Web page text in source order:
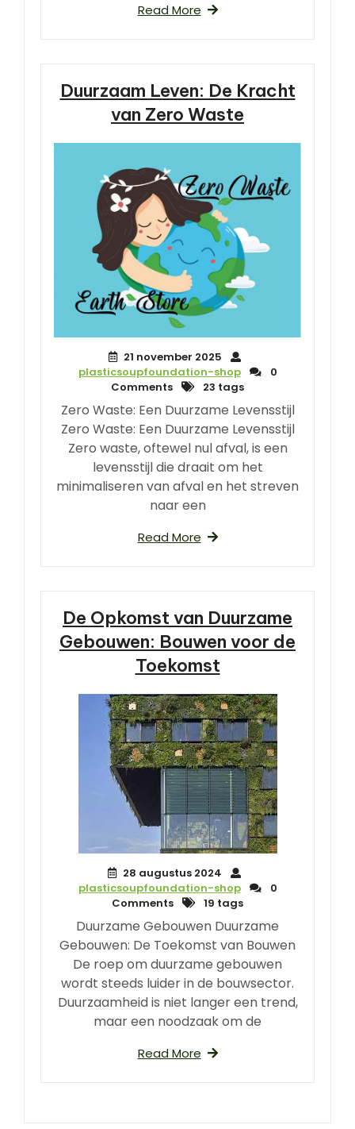
Read More
Duurzaam Leven: De Kracht
van Zero Waste
21 november 2025
plasticsoupfoundation-shop
0
Comments
23 tags
Zero Waste: Een Duurzame Levensstijl
Zero Waste: Een Duurzame Levensstijl
Zero waste, oftewel nul afval, is een
levensstijl die draait om het
minimaliseren van afval en het streven
naar een
Read More
De Opkomst van Duurzame
Gebouwen: Bouwen voor de
Toekomst
28 augustus 2024
plasticsoupfoundation-shop
0
Comments
19 tags
Duurzame Gebouwen Duurzame
Gebouwen: De Toekomst van Bouwen
De roep om duurzame gebouwen
wordt steeds luider in de bouwsector.
Duurzaamheid is niet langer een trend,
maar een noodzaak om de
Read More